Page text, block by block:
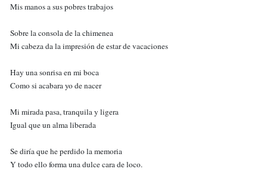
Mis manos a sus pobres trabajos
Sobre la consola de la chimenea
Mi cabeza da la impresión de estar de vacaciones
Hay una sonrisa en mi boca
Como si acabara yo de nacer
Mi mirada pasa, tranquila y ligera
Igual que un alma liberada
Se diría que he perdido la memoria
Y todo ello forma una dulce cara de loco.